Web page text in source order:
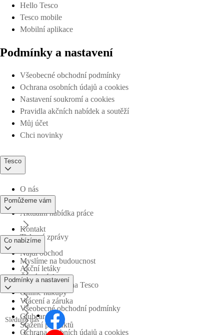
Hello Tesco
Tesco mobile
Mobilní aplikace
Podmínky a nastavení
Všeobecné obchodní podmínky
Ochrana osobních údajů a cookies
Nastavení soukromí a cookies
Pravidla akčních nabídek a soutěží
Můj účet
Chci novinky
Tesco
O nás
Aktuální nabídka práce
Tiskové zprávy
Myslíme na budoucnost
Obchodní skupina Tesco
Pomůžeme vám
Kontakt
Najdi obchod
Časté otázky
Vrácení a záruka
Stažení produktů
Co nabízíme
Akční letáky
Online nákupy
Clubcard
Podmínky a nastavení
Všeobecné obchodní podmínky
Ochrana osobních údajů a cookies
Sledujte nás